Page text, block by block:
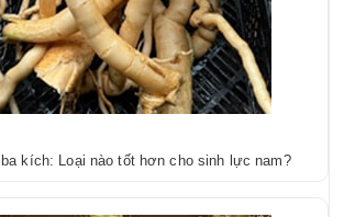
kích: Loại nào tốt hơn cho sinh lực nam?